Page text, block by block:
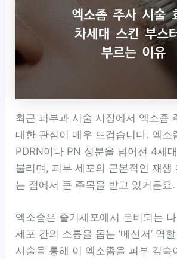
최근 피부과 시술 시장에서 엑소좀
대한 관심이 매우 뜨겁습니다. 엑소
PDRN이나 PN 성분을 넘어선 4세
불리며, 피부 세포의 근본적인 재생
는 점에서 큰 주목을 받고 있거든요.
엑소좀은 줄기세포에서 분비되는
세포 간의 소통을 돕는 ‘메신저’ 역
시술을 통해 이 엑소좀을 피부 깊숙